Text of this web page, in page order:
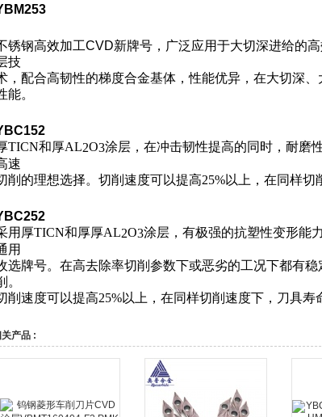
锈钢高效加工CVD新牌号，广泛应用于大切深进给的
技
，配合高韧性的梯度合金基体，性能优异，在大切深
能。
TICN和厚AL2O3涂层，在冲击韧性提高的同时，耐磨
速
削的理想选择。 切削速度可以提高25%以上，在同样切
用厚TICN和厚厚AL2O3涂层，有极强的抗塑性变形能
用
选牌号。在高去除率切削参数下或恶劣的工况下都有
。
削速度可以提高25%以上，在同样切削速度下，刀具寿
产品 :